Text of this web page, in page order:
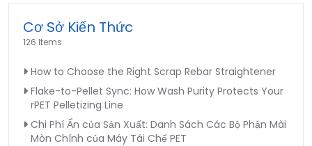
Cơ Sở Kiến Thức
126 Items
How to Choose the Right Scrap Rebar Straightener
Flake-to-Pellet Sync: How Wash Purity Protects Your
rPET Pelletizing Line
Chi Phí Ẩn của Sản Xuất: Danh Sách Các Bộ Phận Mài
Mòn Chính của Máy Tái Chế PET